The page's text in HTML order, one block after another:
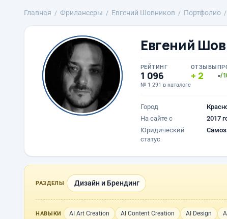
Главная Фрилансеры Евгений Шовников Портфолио
Евгений
РЕЙТИНГ
1 096
№ 1 291 в каталоге
ОТЗЫВЫ
2 -/
Город
На сайте с
2017
Юридический
статус
РАЗДЕЛЫ Дизайн и Брендинг
НАВЫКИ AI Art Creation AI Content Creation AI Design